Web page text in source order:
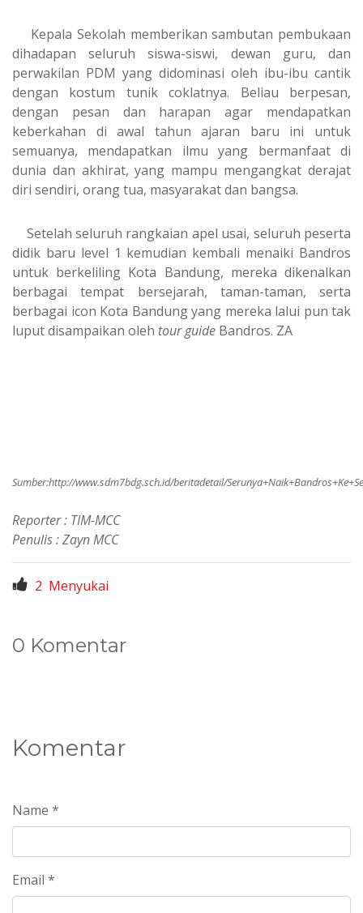
Kepala Sekolah memberikan sambutan pembukaan
dihadapan seluruh siswa-siswi, dewan guru, dan
perwakilan PDM yang didominasi oleh ibu-ibu cantik
dengan kostum tunik coklatnya. Beliau berpesan,
dengan pesan dan harapan agar mendapatkan
keberkahan di awal tahun ajaran baru ini untuk
semuanya, mendapatkan ilmu yang bermanfaat di
dunia dan akhirat, yang mampu mengangkat derajat
diri sendiri, orang tua, masyarakat dan bangsa.
Setelah seluruh rangkaian apel usai, seluruh peserta
didik baru level 1 kemudian kembali menaiki Bandros
untuk berkeliling Kota Bandung, mereka dikenalkan
berbagai tempat bersejarah, taman-taman, serta
berbagai icon Kota Bandung yang mereka lalui pun tak
luput disampaikan oleh tour guide Bandros. ZA
Sumber:http://www.sdm7bdg.sch.id/beritadetail/
Reporter : TIM-MCC
Penulis : Zayn MCC
2 Menyukai
0 Komentar
Komentar
Name *
Email *